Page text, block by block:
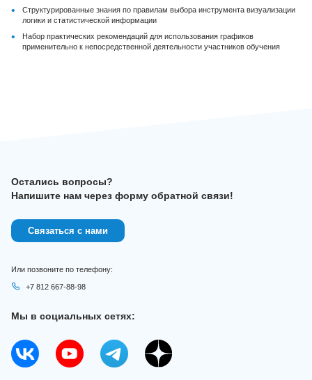
•
Структурированные знания по правилам выбора инструмента визуализации
логики и статистической информации
•
Набор практических рекомендаций для использования графиков
применительно к непосредственной деятельности участников обучения
Остались вопросы?
Напишите нам через форму обратной связи!
Связаться с нами
Или позвоните по телефону:
+7 812 667-88-98
Мы в социальных сетях: